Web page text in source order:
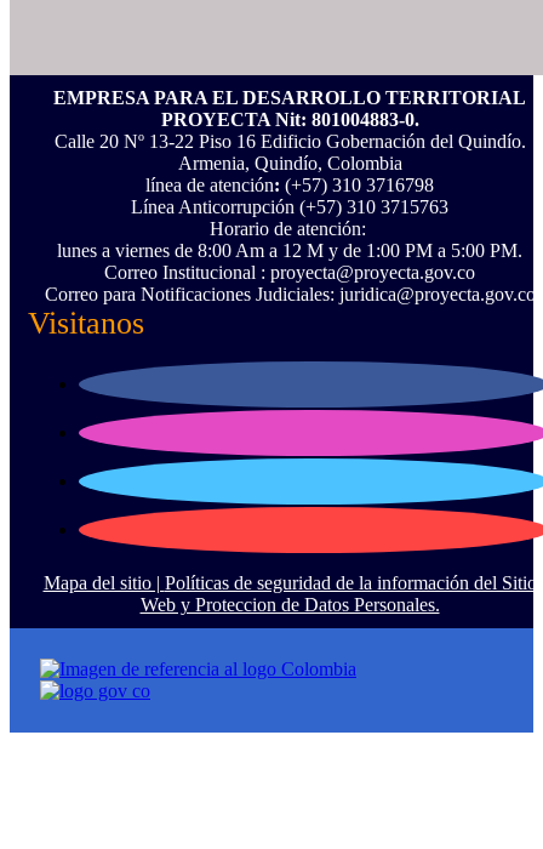
EMPRESA PARA EL DESARROLLO TERRITORIAL
PROYECTA Nit: 801004883-0.
Calle 20 Nº 13-22 Piso 16 Edificio Gobernación del Quindío.
Armenia, Quindío, Colombia
línea de atención: (+57) 310 3716798
Línea Anticorrupción ‪(+57) 310 3715763‬
Horario de atención:
lunes a viernes de 8:00 Am a 12 M y de 1:00 PM a 5:00 PM.
Correo Institucional : proyecta@proyecta.gov.co
Correo para Notificaciones Judiciales: juridica@proyecta.gov.co
Visitanos
Mapa del sitio | Políticas de seguridad de la información del Sitio
Web y Proteccion de Datos Personales.